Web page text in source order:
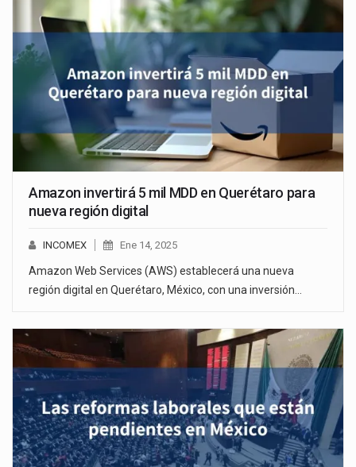
Amazon invertirá 5 mil MDD en Querétaro para
nueva región digital
INCOMEX Ene 14, 2025
Amazon Web Services (AWS) establecerá una nueva
región digital en Querétaro, México, con una inversión…